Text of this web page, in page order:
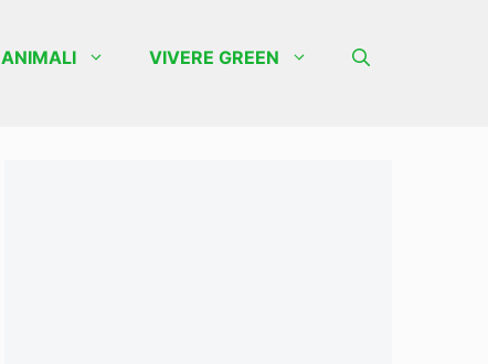
ANIMALI VIVERE GREEN